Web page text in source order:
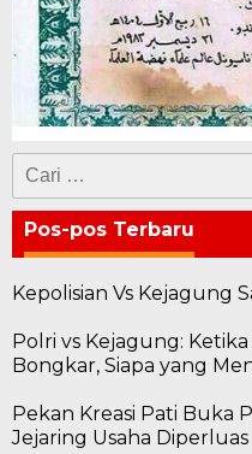
Cari
untuk:
Pos-pos Terbaru
Kepolisian Vs Kejagung
Polri vs Kejagung:
Bongkar, Siapa yang
Pekan Kreasi Pati Buka
Jejaring Usaha Diperluas